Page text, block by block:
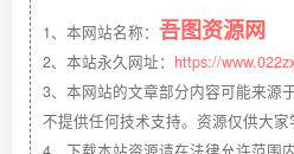
1、本网站名称： 吾图资源网
2、本站永久网址： https://
3、本网站的文章部分内容可能来源
不提供任何技术支持。资源仅供大家